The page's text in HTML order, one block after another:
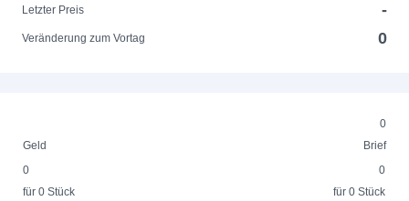
Letzter Preis
-
Veränderung zum Vortag 0
0
Geld
Brief
0
für 0 Stück
0
für 0 Stück